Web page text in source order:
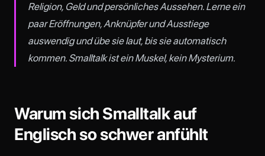
Religion, Geld und persönliches Aussehen. Lerne ein
paar Eröffnungen, Anknüpfer und Ausstiege
auswendig und übe sie laut, bis sie automatisch
kommen. Smalltalk ist ein Muskel, kein Mysterium.
Warum sich Smalltalk auf
Englisch so schwer anfühlt